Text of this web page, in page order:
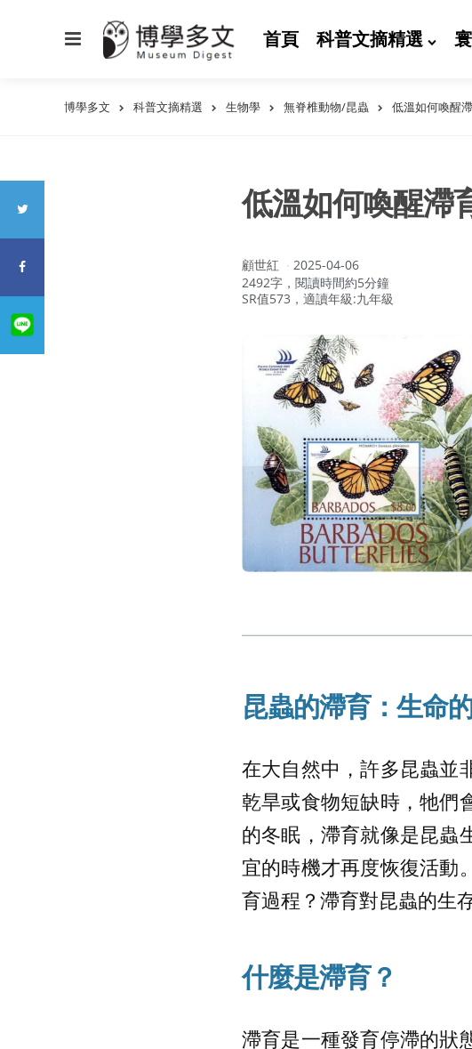
首頁 科普文摘精選
博學多文 科普文摘精選 生物學 無脊椎動物/昆蟲 低溫如何喚醒
低溫如何喚醒滯
作
者：
顧世紅
2025-04-06
2492字，閱讀時間約5分鐘
SR值573，適讀年級:九年級
昆蟲的滯育：生命
在大自然中，許多昆蟲並
乾旱或食物短缺時，牠們
的冬眠，滯育就像是昆蟲
宜的時機才再度恢復活動
育過程？滯育對昆蟲的生
什麼是滯育？
滯育是一種發育停滯的狀